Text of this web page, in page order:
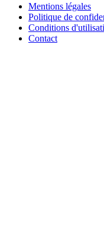
Mentions légales
Politique de
Conditions
Contact